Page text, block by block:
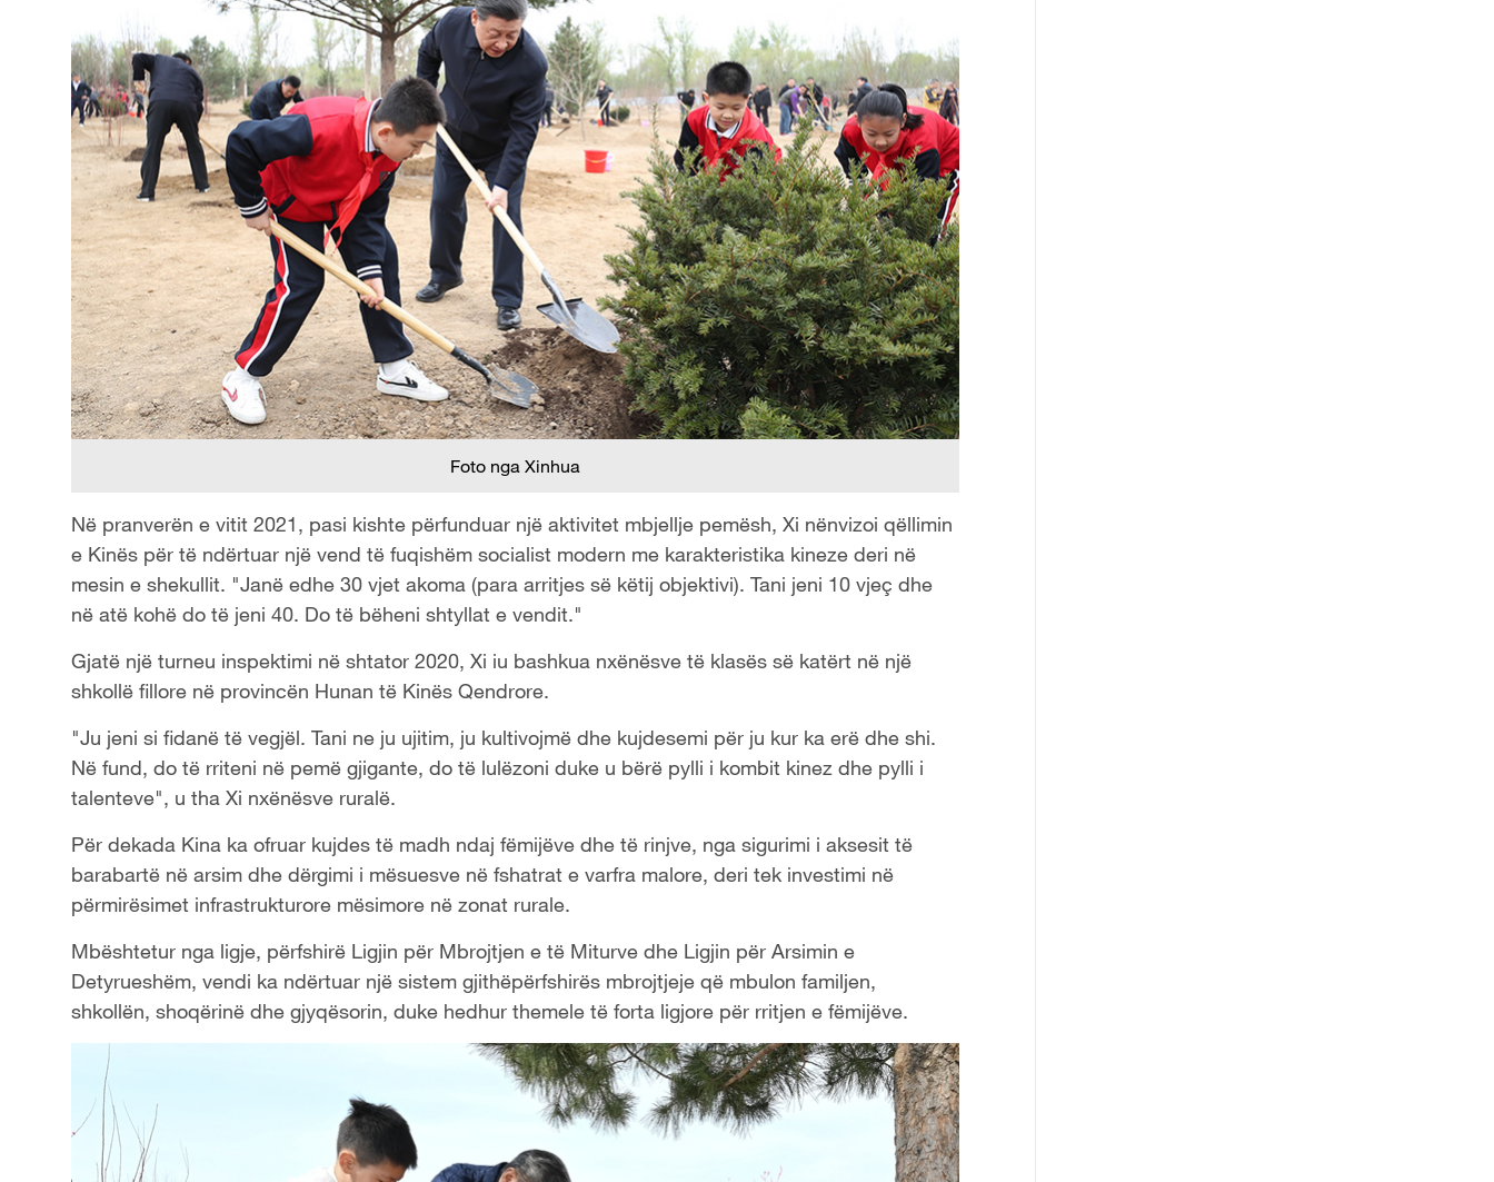
Foto nga Xinhua
Në pranverën e vitit 2021, pasi kishte përfunduar një aktivitet mbjellje pemësh, Xi nënvizoi qëllimin
e Kinës për të ndërtuar një vend të fuqishëm socialist modern me karakteristika kineze deri në
mesin e shekullit. "Janë edhe 30 vjet akoma (para arritjes së këtij objektivi). Tani jeni 10 vjeç dhe
në atë kohë do të jeni 40. Do të bëheni shtyllat e vendit."
Gjatë një turneu inspektimi në shtator 2020, Xi iu bashkua nxënësve të klasës së katërt në një
shkollë fillore në provincën Hunan të Kinës Qendrore.
"Ju jeni si fidanë të vegjël. Tani ne ju ujitim, ju kultivojmë dhe kujdesemi për ju kur ka erë dhe shi.
Në fund, do të rriteni në pemë gjigante, do të lulëzoni duke u bërë pylli i kombit kinez dhe pylli i
talenteve", u tha Xi nxënësve ruralë.
Për dekada Kina ka ofruar kujdes të madh ndaj fëmijëve dhe të rinjve, nga sigurimi i aksesit të
barabartë në arsim dhe dërgimi i mësuesve në fshatrat e varfra malore, deri tek investimi në
përmirësimet infrastrukturore mësimore në zonat rurale.
Mbështetur nga ligje, përfshirë Ligjin për Mbrojtjen e të Miturve dhe Ligjin për Arsimin e
Detyrueshëm, vendi ka ndërtuar një sistem gjithëpërfshirës mbrojtjeje që mbulon familjen,
shkollën, shoqërinë dhe gjyqësorin, duke hedhur themele të forta ligjore për rritjen e fëmijëve.